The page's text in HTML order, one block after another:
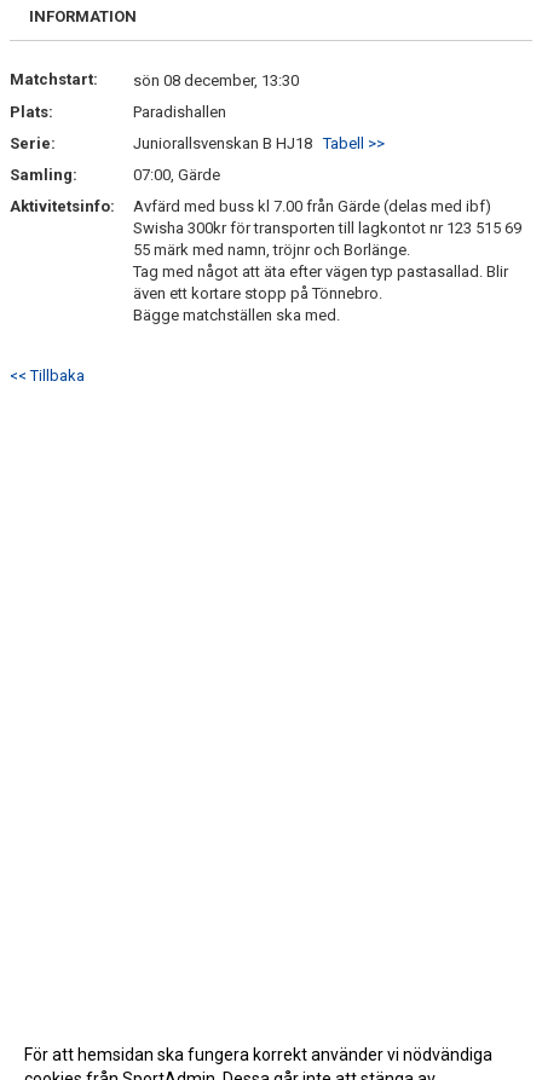
BILDGALLERI
KONTAKT
BETALNINGSINFO
INFORMATION
Matchstart:
sön 08 december, 13:30
Plats:
Paradishallen
Serie:
Juniorallsvenskan B HJ18Tabell >>
Samling:
07:00, Gärde
Aktivitetsinfo:
Avfärd med buss kl 7.00 från Gärde (delas med ibf)
Swisha 300kr för transporten till lagkontot nr 123 515 69
55 märk med namn, tröjnr och Borlänge.
Tag med något att äta efter vägen typ pastasallad. Blir
även ett kortare stopp på Tönnebro.
Bägge matchställen ska med.
<< Tillbaka
För att hemsidan ska fungera korrekt använder vi nödvändiga